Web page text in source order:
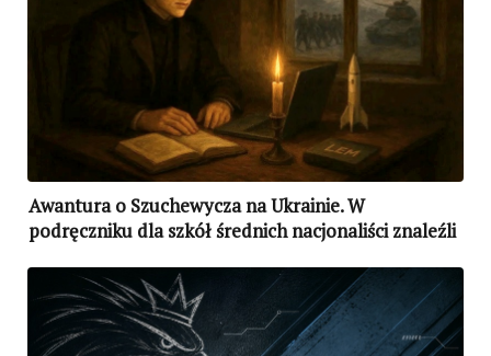
Awantura o Szuchewycza na Ukrainie. W
podręczniku dla szkół średnich nacjonaliści znaleźli
usunięcia